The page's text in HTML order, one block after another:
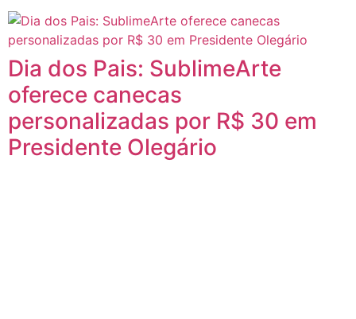
Dia dos Pais: SublimeArte
oferece canecas
personalizadas por R$ 30 em
Presidente Olegário